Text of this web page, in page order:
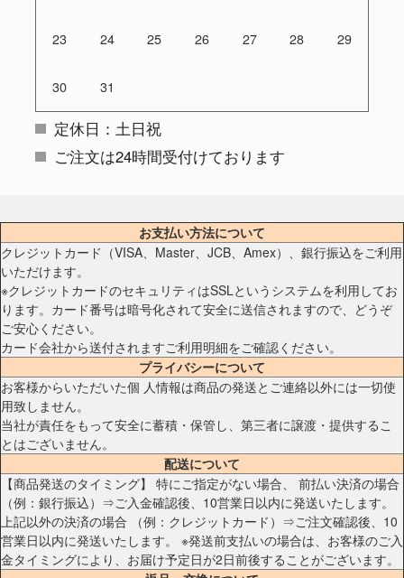
23 24 25 26 27 28 29
30 31
定休日：土日祝
ご注文は24時間受付けております
お支払い方法について
クレジットカード（VISA、Master、JCB、Amex）、銀行振込をご利用
いただけます。
※クレジットカードのセキュリティはSSLというシステムを利用してお
ります。カード番号は暗号化されて安全に送信されますので、どうぞ
ご安心ください。
カード会社から送付されますご利用明細をご確認ください。
プライバシーについて
お客様からいただいた個 人情報は商品の発送とご連絡以外には一切使
用致しません。
当社が責任をもって安全に蓄積・保管し、第三者に譲渡・提供するこ
とはございません。
配送について
【商品発送のタイミング】 特にご指定がない場合、 前払い決済の場合
（例：銀行振込）⇒ご入金確認後、10営業日以内に発送いたします。
上記以外の決済の場合 （例：クレジットカード）⇒ご注文確認後、10
営業日以内に発送いたします。 ※発送前支払いの場合は、お客様のご入
金タイミングにより、お届け予定日が2日前後することがございます。